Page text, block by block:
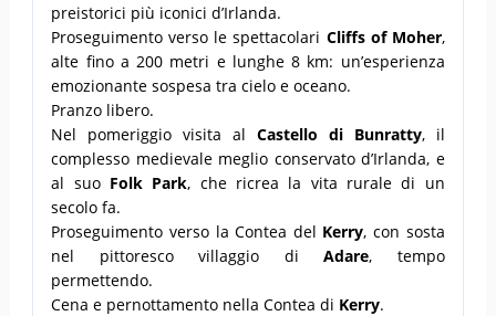
preistorici più iconici d’Irlanda.
Proseguimento verso le spettacolari Cliffs of Moher,
alte fino a 200 metri e lunghe 8 km: un’esperienza
emozionante sospesa tra cielo e oceano.
Pranzo libero.
Nel pomeriggio visita al Castello di Bunratty, il
complesso medievale meglio conservato d’Irlanda, e
al suo Folk Park, che ricrea la vita rurale di un
secolo fa.
Proseguimento verso la Contea del Kerry, con sosta
nel pittoresco villaggio diAdare, tempo
permettendo.
Cena e pernottamento nella Contea di Kerry.